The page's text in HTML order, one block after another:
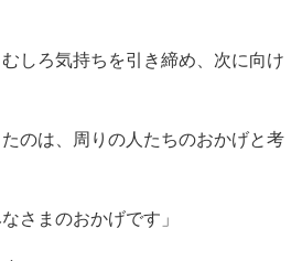
しろ気持ちを引き締め、次に向け
のは、周りの人たちのおかげと考
さまのおかげです」